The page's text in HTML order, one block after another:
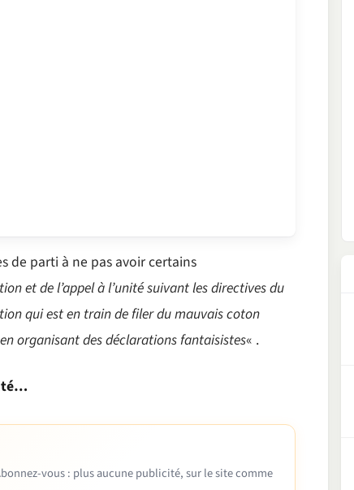
de parti à ne pas avoir certains
et de l’appel à l’unité suivant les directives du
qui est en train de filer du mauvais coton
organisant des déclarations fantaisistes« .
vous : plus aucune publicité, sur le site comme